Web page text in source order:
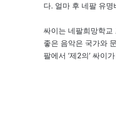
다. 얼마 후 네팔 유명
싸이는 네팔희망학교
좋은 음악은 국가와
팔에서 ‘제2의’ 싸이